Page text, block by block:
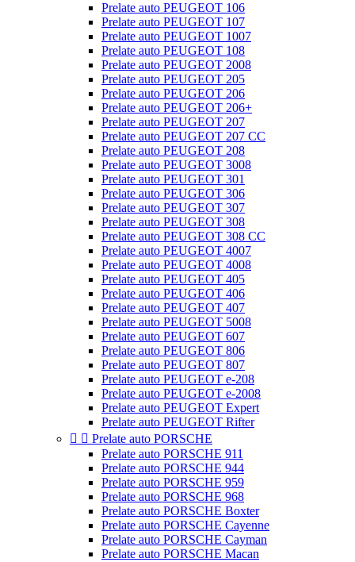
Prelate auto PEUGEOT 106
Prelate auto PEUGEOT 107
Prelate auto PEUGEOT 1007
Prelate auto PEUGEOT 108
Prelate auto PEUGEOT 2008
Prelate auto PEUGEOT 205
Prelate auto PEUGEOT 206
Prelate auto PEUGEOT 206+
Prelate auto PEUGEOT 207
Prelate auto PEUGEOT 207 CC
Prelate auto PEUGEOT 208
Prelate auto PEUGEOT 3008
Prelate auto PEUGEOT 301
Prelate auto PEUGEOT 306
Prelate auto PEUGEOT 307
Prelate auto PEUGEOT 308
Prelate auto PEUGEOT 308 CC
Prelate auto PEUGEOT 4007
Prelate auto PEUGEOT 4008
Prelate auto PEUGEOT 405
Prelate auto PEUGEOT 406
Prelate auto PEUGEOT 407
Prelate auto PEUGEOT 5008
Prelate auto PEUGEOT 607
Prelate auto PEUGEOT 806
Prelate auto PEUGEOT 807
Prelate auto PEUGEOT e-208
Prelate auto PEUGEOT e-2008
Prelate auto PEUGEOT Expert
Prelate auto PEUGEOT Rifter
  Prelate auto PORSCHE
Prelate auto PORSCHE 911
Prelate auto PORSCHE 944
Prelate auto PORSCHE 959
Prelate auto PORSCHE 968
Prelate auto PORSCHE Boxter
Prelate auto PORSCHE Cayenne
Prelate auto PORSCHE Cayman
Prelate auto PORSCHE Macan